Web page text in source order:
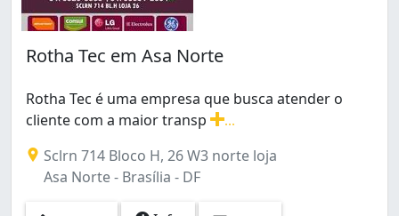
Rotha Tec em Asa Norte
Rotha Tec é uma empresa que busca atender o
cliente com a maior transp
Sclrn 714 Bloco H, 26 W3 norte loja
Asa Norte - Brasília - DF